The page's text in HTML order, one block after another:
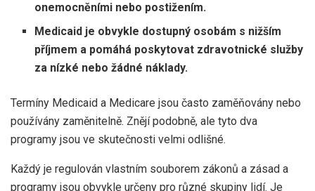
onemocněními nebo postižením.
Medicaid je obvykle dostupný osobám s nižším
příjmem a pomáhá poskytovat zdravotnické služby
za nízké nebo žádné náklady.
Termíny Medicaid a Medicare jsou často zaměňovány nebo
používány zaměnitelně. Znějí podobně, ale tyto dva
programy jsou ve skutečnosti velmi odlišné.
Každý je regulován vlastním souborem zákonů a zásad a
programy jsou obvykle určeny pro různé skupiny lidí. Je